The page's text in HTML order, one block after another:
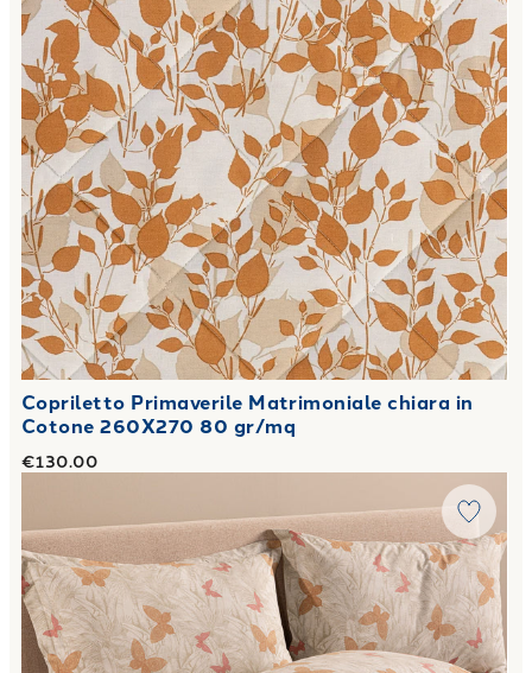
Copriletto Primaverile Matrimoniale chiara in
Cotone 260X270 80 gr/mq
€130.00
Completo Lenzuola Matrimoniale marisol